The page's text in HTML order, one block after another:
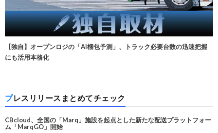
【独自】オープンロジの「AI梱包予測」、トラック必要台数の迅速把握
にも活用本格化
プレスリリースまとめてチェック
CBcloud、全国の「Marq」施設を起点とした新たな配送プラットフォー
ム「MarqGO」開始